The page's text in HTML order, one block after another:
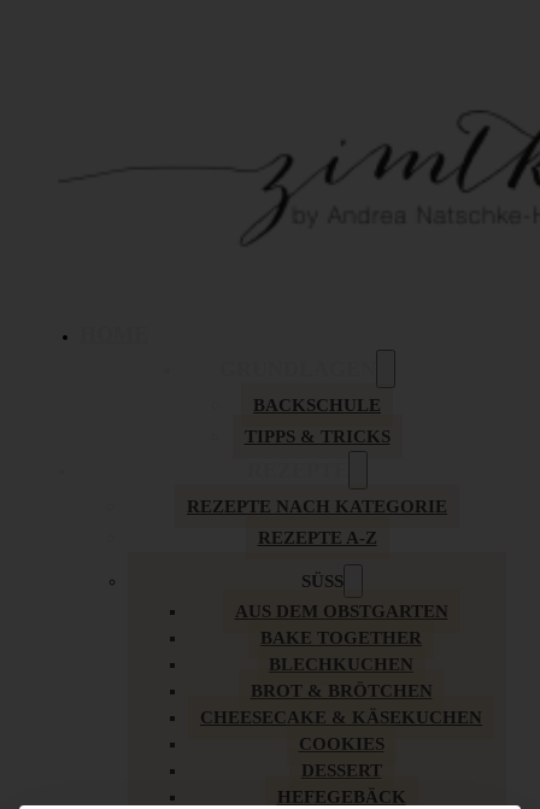
BACKSCHULE
TIPPS & TRICKS
REZEPTE NACH KATEGORIE
REZEPTE A-Z
SÜSS
AUS DEM OBSTGARTEN
BAKE TOGETHER
BLECHKUCHEN
BROT & BRÖTCHEN
CHEESECAKE & KÄSEKUCHEN
COOKIES
DESSERT
HEFEGEBÄCK